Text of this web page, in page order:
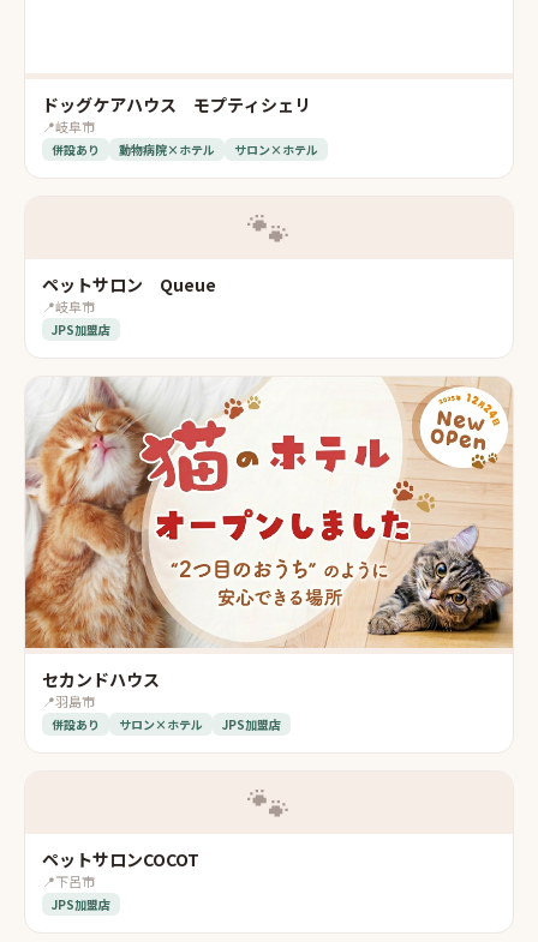
ドッグケアハウス モプティシェリ
📍岐阜市
併設あり 動物病院×ホテル サロン×ホテル
🐾
ペットサロン Queue
📍岐阜市
JPS加盟店
セカンドハウス
📍羽島市
併設あり サロン×ホテル JPS加盟店
🐾
ペットサロンCOCOT
📍下呂市
JPS加盟店